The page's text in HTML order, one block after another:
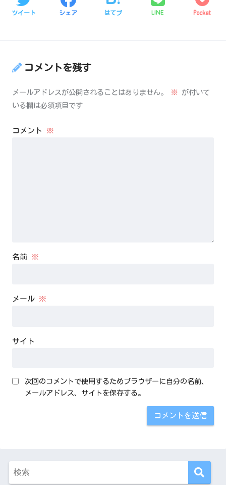
ツイート シェア はてブ LINE Pocket
コメントを残す
メールアドレスが公開されることはありません。 ※ が付いて
いる欄は必須項目です
コメント ※
名前 ※
メール ※
サイト
次回のコメントで使用するためブラウザーに自分の名前、
メールアドレス、サイトを保存する。